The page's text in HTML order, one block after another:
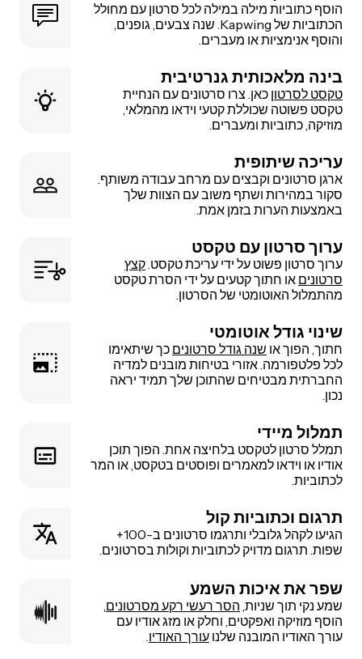
הוסף כתוביות מילה במילה לכל סרטון עם מחולל
הכתוביות של Kapwing. שנה צבעים, גופנים,
והוסף אנימציות או מעברים.
בינה מלאכותית גנרטיבית
טקסט לסרטון כאן. צרו סרטונים עם הנחיית
טקסט פשוטה שכוללת קטעי וידאו מהמלאי,
מוזיקה, כתוביות ומעברים.
עריכה שיתופית
ארגן סרטונים וקבצים עם מרחב עבודה משותף.
סקור במהירות ושתף משוב עם הצוות שלך
באמצעות הערות בזמן אמת.
ערוך סרטון עם טקסט
ערוך סרטון פשוט על ידי עריכת טקסט.קצץ
סרטונים או חתוך קטעים על ידי הסרת טקסט
מהתמלול האוטומטי של הסרטון.
שינוי גודל אוטומטי
חתוך, הפוך או שנה גודל סרטונים כך שיתאימו
לכל פלטפורמה. אזורי בטיחות מובנים למדיה
החברתית מבטיחים שהתוכן שלך תמיד יראה
נכון.
תמלול מיידי
תמלל סרטון לטקסט בלחיצה אחת. הפוך תוכן
אודיו או וידאו למאמרים ופוסטים בטקסט, או המר
לכתוביות.
תרגום וכתוביות קול
הגיעו לקהל גלובלי ותרגמו סרטונים ב-100+
שפות. תרגום מדויק לכתוביות וקולות בסרטונים.
שפר את איכות השמע
שמע נקי תוך שניות, הסר רעשי רקע מסרטונים,
הוסף מוזיקה ואפקטים, וחלק או מזג אודיו עם
עורך האודיו המובנה שלנו עורך האודיו.